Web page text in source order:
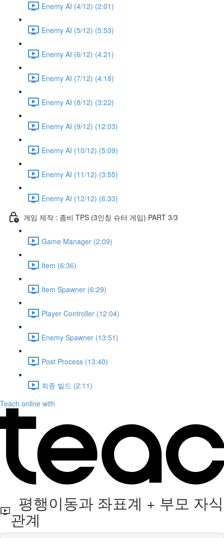
Enemy AI (4/12) (2:01)
Enemy AI (5/12) (5:53)
Enemy AI (6/12) (4:21)
Enemy AI (7/12) (4:18)
Enemy AI (8/12) (3:22)
Enemy AI (9/12) (12:03)
Enemy AI (10/12) (5:09)
Enemy AI (11/12) (3:55)
Enemy AI (12/12) (6:33)
게임 제작 : 좀비 TPS (3인칭 슈터 게임) PART 3/3
Game Manager (2:09)
Item (6:36)
Item Spawner (6:29)
Player Controller (12:04)
Enemy Spawner (13:51)
Post Process (13:40)
최종 빌드 (2:11)
Teach online with
평행이동과 좌표계 + 부모 자식
관계